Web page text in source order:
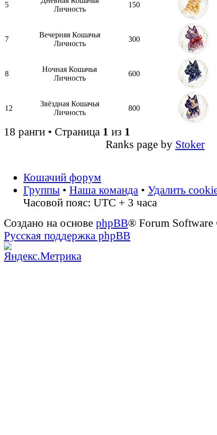
5
Личность
150
7
Вечерняя Кошачья
Личность
300
8
Ночная Кошачья
Личность
600
12
Звёздная Кошачья
Личность
800
18 ранги • Страница 1 из 1
Ranks page by Stoker
Кошачий форум
Группы • Наша команда • Удалить
Часовой пояс: UTC + 3 часа
Создано на основе phpBB® Forum
Русская поддержка phpBB